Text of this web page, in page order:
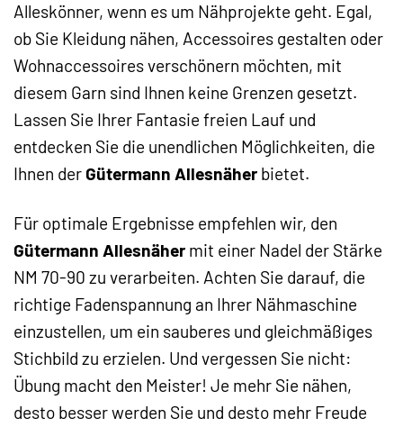
Alleskönner, wenn es um Nähprojekte geht. Egal,
ob Sie Kleidung nähen, Accessoires gestalten oder
Wohnaccessoires verschönern möchten, mit
diesem Garn sind Ihnen keine Grenzen gesetzt.
Lassen Sie Ihrer Fantasie freien Lauf und
entdecken Sie die unendlichen Möglichkeiten, die
Ihnen derGütermann Allesnäher bietet.
Für optimale Ergebnisse empfehlen wir, den
Gütermann Allesnäher mit einer Nadel der Stärke
NM 70-90 zu verarbeiten. Achten Sie darauf, die
richtige Fadenspannung an Ihrer Nähmaschine
einzustellen, um ein sauberes und gleichmäßiges
Stichbild zu erzielen. Und vergessen Sie nicht:
Übung macht den Meister! Je mehr Sie nähen,
desto besser werden Sie und desto mehr Freude